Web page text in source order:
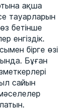
ақша
тауарларын
бетінше
енгіздік.
бірге өзі
Бұған
сайын